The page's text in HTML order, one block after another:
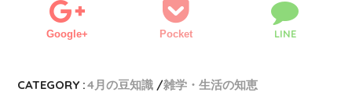
Google+ Pocket LINE
CATEGORY :4月の豆知識 雑学・生活の知恵